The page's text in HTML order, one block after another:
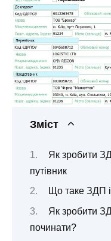
Зміст
Як зробити
путівник
Що таке ЗДП
Як зробити
починати?